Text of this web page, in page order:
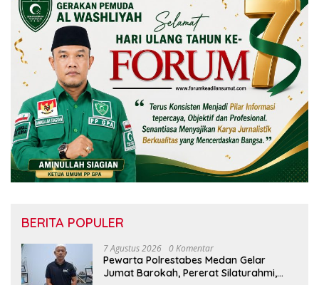
BERITA POPULER
7 Agustus 2026 0 Komentar
Pewarta Polrestabes Medan Gelar
Jumat Barokah, Pererat Silaturahmi,